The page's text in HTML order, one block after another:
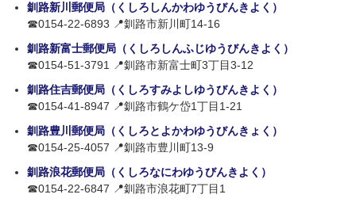
釧路新川郵便局（くしろしんかわゆうびんきよく）
☎0154-22-6893 📍釧路市新川町14-16
釧路新富士郵便局（くしろしんふじゆうびんきよく）
☎0154-51-3791 📍釧路市新富士町3丁目3-12
釧路住吉郵便局（くしろすみよしゆうびんきよく）
☎0154-41-8947 📍釧路市鶴ケ岱1丁目1-21
釧路豊川郵便局（くしろとよかわゆうびんきょく）
☎0154-25-4057 📍釧路市豊川町13-9
釧路浪花郵便局（くしろなにわゆうびんきよく）
☎0154-22-6847 📍釧路市浪花町7丁目1